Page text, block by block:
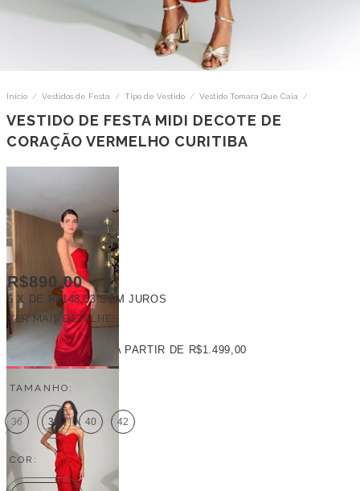
Início / Vestidos de Festa / Tipo de Vestido / Vestido Tomara Que Caia /
VESTIDO DE FESTA MIDI DECOTE DE
CORAÇÃO VERMELHO CURITIBA
R$890,00
6 X DE R$148,33 SEM JUROS
VER MAIS DETALHES
FRETE GRÁTIS A PARTIR DE R$1.499,00
TAMANHO:
36 38 40 42
COR: